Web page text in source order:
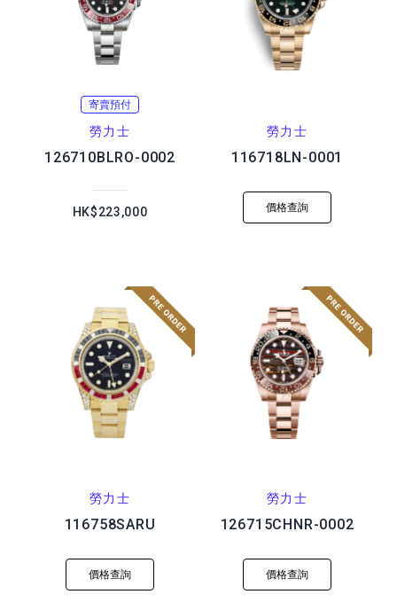
寄賣預付
勞力士
126710BLRO-0002
HK$223,000
勞力士
116718LN-0001
價格查詢
勞力士
116758SARU
價格查詢
勞力士
126715CHNR-0002
價格查詢